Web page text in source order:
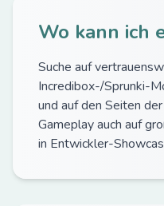
Wo kann ich
Suche auf
Incredibox-/Sprunki-
und auf den Seiten
Gameplay auch auf
in Entwickler-